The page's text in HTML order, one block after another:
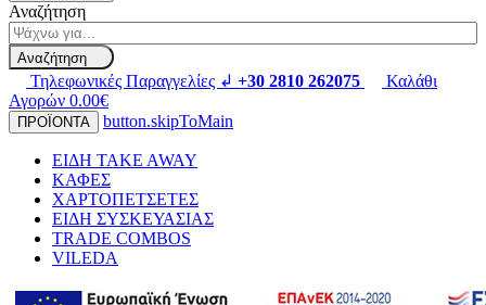
Αναζήτηση
Αναζήτηση
Τηλεφωνικές Παραγγελίες ↲ +30 2810 262075
Καλάθι
Αγορών 0.00€
ΠΡΟΪΟΝΤΑ button.skipToMain
ΕΙΔΗ TAKE AWAY
ΚΑΦΕΣ
ΧΑΡΤΟΠΕΤΣΕΤΕΣ
ΕΙΔΗ ΣΥΣΚΕΥΑΣΙΑΣ
TRADE COMBOS
VILEDA